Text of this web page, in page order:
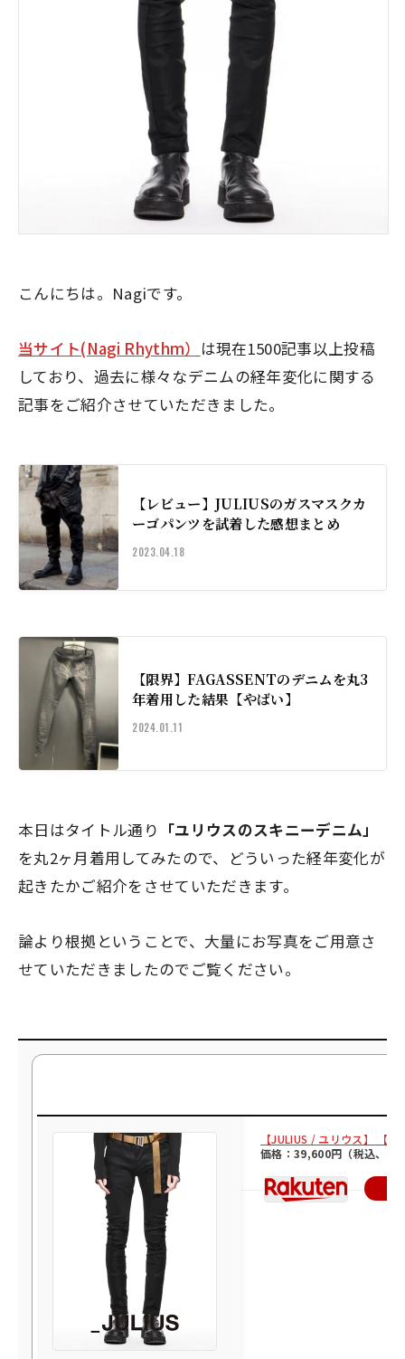
こんにちは。Nagiです。
当サイト(Nagi Rhythm） は現在1500記事以上投稿
しており、過去に様々なデニムの経年変化に関する
記事をご紹介させていただきました。
【レビュー】JULIUSのガスマスクカ
ーゴパンツを試着した感想まとめ
2023.04.18
【限界】FAGASSENTのデニムを丸3
年着用した結果【やばい】
2024.01.11
本日はタイトル通り 「ユリウスのスキニーデニム」
を丸2ヶ月着用してみたので、どういった経年変化が
起きたかご紹介をさせていただきます。
論より根拠ということで、大量にお写真をご用意さ
せていただきましたのでご覧ください。
【JULIUS / ユリウス】 【
価格：39,600円（税込、送